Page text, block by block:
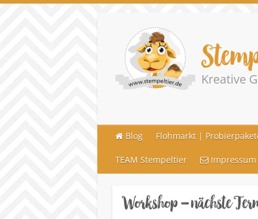
Kreative
Blog Flohmarkt |
TEAM Stempeltier
Workshop – nächste